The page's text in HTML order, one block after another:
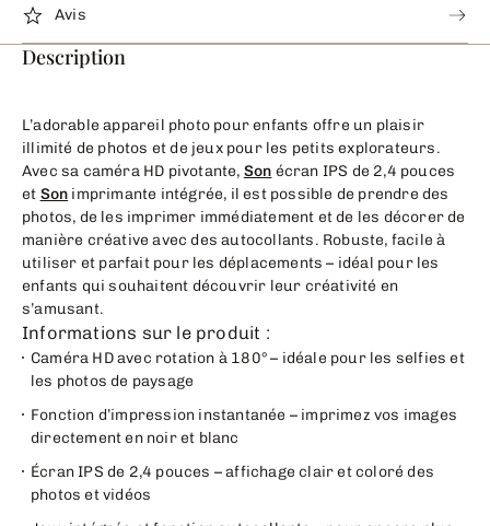
Avis
Description
L’adorable appareil photo pour enfants offre un plaisir
illimité de photos et de jeux pour les petits explorateurs.
Avec sa caméra HD pivotante, Son écran IPS de 2,4 pouces
et Son imprimante intégrée, il est possible de prendre des
photos, de les imprimer immédiatement et de les décorer de
manière créative avec des autocollants. Robuste, facile à
utiliser et parfait pour les déplacements – idéal pour les
enfants qui souhaitent découvrir leur créativité en
s’amusant.
Informations sur le produit :
Caméra HD avec rotation à 180° – idéale pour les selfies et
les photos de paysage
Fonction d’impression instantanée – imprimez vos images
directement en noir et blanc
Écran IPS de 2,4 pouces – affichage clair et coloré des
photos et vidéos